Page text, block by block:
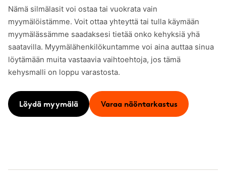
Nämä silmälasit voi ostaa tai vuokrata vain
myymälöistämme. Voit ottaa yhteyttä tai tulla käymään
myymälässämme saadaksesi tietää onko kehyksiä yhä
saatavilla. Myymälähenkilökuntamme voi aina auttaa sinua
löytämään muita vastaavia vaihtoehtoja, jos tämä
kehysmalli on loppu varastosta.
Löydä myymälä Varaa näöntarkastus